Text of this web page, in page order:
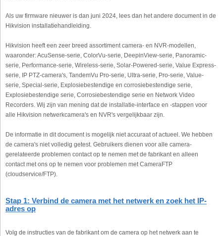
Als uw firmware nieuwer is dan juni 2024, lees dan het andere document in de
Hikvision installatiehandleiding.
Hikvision heeft een zeer breed assortiment camera- en NVR-modellen,
waaronder: AcuSense-serie, ColorVu-serie, DeepinView-serie, Panoramic-
serie, Performance-serie, Wireless-serie, Solar-Powered-serie, Value Express-
serie, IP PTZ-camera's, TandemVu Pro-serie, Ultra-serie, Pro-serie, Value-
serie, Special-serie, Explosiebestendige en corrosiebestendige serie,
Explosiebestendige serie, Corrosiebestendige serie en Network Video
Recorders. Wij zijn van mening dat de installatie-interface en -stappen voor
alle Hikvision netwerkcamera's en NVR's vergelijkbaar zijn.
De informatie in dit document is mogelijk niet accuraat of actueel. We hebben
de camera's niet volledig getest. Gebruikers dienen voor alle camera-
gerelateerde problemen contact op te nemen met de fabrikant en alleen
contact met ons op te nemen voor problemen met CameraFTP
(cloudservice/FTP).
Stap 1: Verbind de camera met het netwerk en zoek het IP-
adres op
Volg de instructies van de fabrikant om de camera op het netwerk aan te